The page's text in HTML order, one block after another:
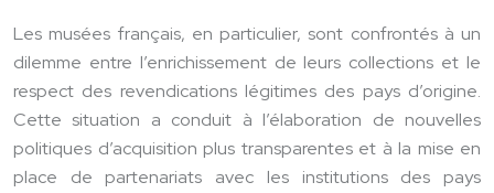
Les musées français, en particulier, sont confrontés à un
dilemme entre l’enrichissement de leurs collections et le
respect des revendications légitimes des pays d’origine.
Cette situation a conduit à l’élaboration de nouvelles
politiques d’acquisition plus transparentes et à la mise en
place de partenariats avec les institutions des pays